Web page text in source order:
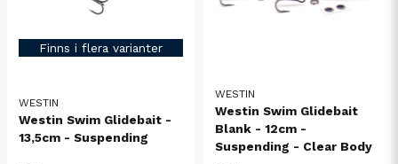
Finns i flera varianter
WESTIN
Westin Swim Glidebait -
13,5cm - Suspending
WESTIN
Westin Swim Glidebait
Blank - 12cm -
Suspending - Clear Body